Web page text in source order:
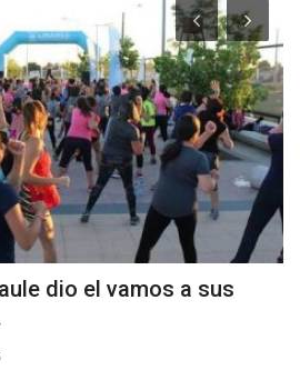
dio el vamos a sus